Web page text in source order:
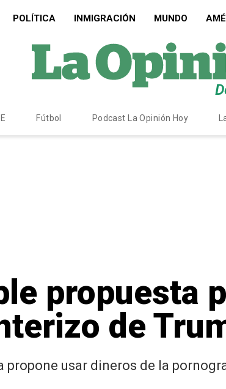
POLÍTICA INMIGRACIÓN MUNDO
Fútbol Podcast La Opinión Hoy
propuesta
de
propone usar dineros de la